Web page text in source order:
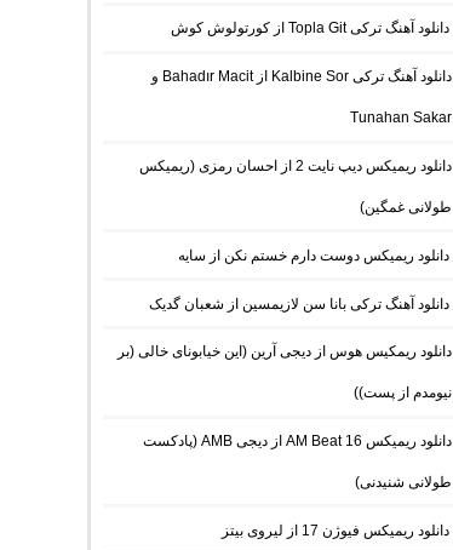
دانلود آهنگ ترکی Topla Git از کورتولوش کوش
دانلود آهنگ ترکی Kalbine Sor از Bahadır Macit و
Tunahan Sakar
دانلود ریمیکس دیپ نایت 2 از احسان رمزی (ریمیکس
طولانی غمگین)
دانلود ریمیکس دوست دارم خستم نکن از سایه
دانلود آهنگ ترکی بانا سن لازیمسین از شعبان گدیک
دانلود ریمکیس هوس از دیجی آرین (این خیابونای خالی (بر
نیومدم از پست))
دانلود ریمیکس AM Beat 16 از دیجی AMB (پادکست
طولانی شنیدنی)
دانلود ریمیکس فیوژن 17 از لیروی بیتز